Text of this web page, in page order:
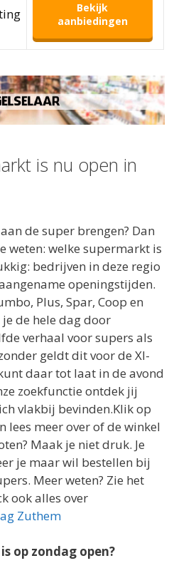
Bekijk
aanbiedingen
is nu open in
de super brengen? Dan
weten: welke supermarkt is
bedrijven in deze regio
openingstijden.
Plus, Spar, Coop en
de hele dag door
verhaal voor supers als
geldt dit voor de Xl-
daar tot laat in de avond
zoekfunctie ontdek jij
vlakbij bevinden.Klik op
lees meer over of de winkel
Maak je niet druk. Je
je maar wil bestellen bij
Meer weten? Zie het
ook alles over
Zuthem
op zondag open?